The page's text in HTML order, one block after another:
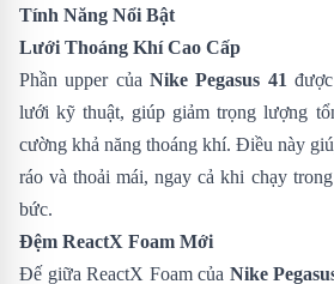
Tính Năng Nổi Bật
Lưới Thoáng Khí Cao Cấp
Phần upper củaNike Pegasus 41
lưới kỹ thuật, giúp giảm trọng lượng
cường khả năng thoáng khí. Điều này
ráo và thoải mái, ngay cả khi chạy
bức.
Đệm ReactX Foam Mới
Đế giữa ReactX Foam của Nike